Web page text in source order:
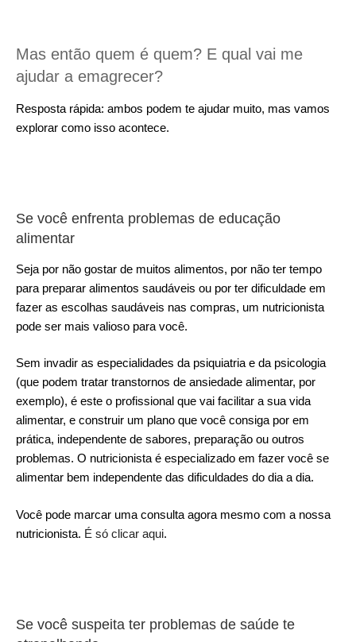
Mas então quem é quem? E qual vai me
ajudar a emagrecer?
Resposta rápida: ambos podem te ajudar muito, mas vamos
explorar como isso acontece.
Se você enfrenta problemas de educação
alimentar
Seja por não gostar de muitos alimentos, por não ter tempo
para preparar alimentos saudáveis ou por ter dificuldade em
fazer as escolhas saudáveis nas compras, um nutricionista
pode ser mais valioso para você.
Sem invadir as especialidades da psiquiatria e da psicologia
(que podem tratar transtornos de ansiedade alimentar, por
exemplo), é este o profissional que vai facilitar a sua vida
alimentar, e construir um plano que você consiga por em
prática, independente de sabores, preparação ou outros
problemas. O nutricionista é especializado em fazer você se
alimentar bem independente das dificuldades do dia a dia.
Você pode marcar uma consulta agora mesmo com a nossa
nutricionista. É só clicar aqui.
Se você suspeita ter problemas de saúde te